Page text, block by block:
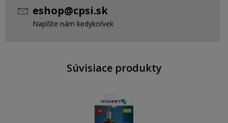
eshop@cpsi.sk
Napíšte nám kedykoľvek
Súvisiace produkty